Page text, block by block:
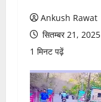
Ankush Rawat
सितम्बर 21, 2025
1 मिनट पढ़ें